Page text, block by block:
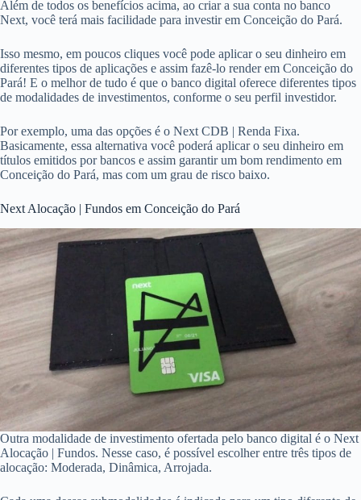
Além de todos os benefícios acima, ao criar a sua conta no banco
Next, você terá mais facilidade para investir em Conceição do Pará.
Isso mesmo, em poucos cliques você pode aplicar o seu dinheiro em
diferentes tipos de aplicações e assim fazê-lo render em Conceição do
Pará! E o melhor de tudo é que o banco digital oferece diferentes tipos
de modalidades de investimentos, conforme o seu perfil investidor.
Por exemplo, uma das opções é o Next CDB | Renda Fixa.
Basicamente, essa alternativa você poderá aplicar o seu dinheiro em
títulos emitidos por bancos e assim garantir um bom rendimento em
Conceição do Pará, mas com um grau de risco baixo.
Next Alocação | Fundos em Conceição do Pará
Outra modalidade de investimento ofertada pelo banco digital é o Next
Alocação | Fundos. Nesse caso, é possível escolher entre três tipos de
alocação: Moderada, Dinâmica, Arrojada.